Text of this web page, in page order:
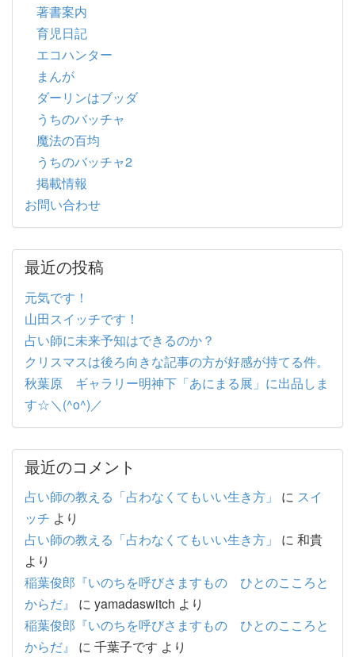
著書案内
育児日記
エコハンター
まんが
ダーリンはブッダ
うちのバッチャ
魔法の百均
うちのバッチャ2
掲載情報
お問い合わせ
最近の投稿
元気です！
山田スイッチです！
占い師に未来予知はできるのか？
クリスマスは後ろ向きな記事の方が好感が持てる件。
秋葉原 ギャラリー明神下「あにまる展」に出品しま
す☆＼(^o^)／
最近のコメント
占い師の教える「占わなくてもいい生き方」 に スイ
ッチ より
占い師の教える「占わなくてもいい生き方」
に 和貴
より
稲葉俊郎『いのちを呼びさますもの ひとのこころと
からだ』
に yamadaswitch より
稲葉俊郎『いのちを呼びさますもの ひとのこころと
からだ』
に 千葉子です より